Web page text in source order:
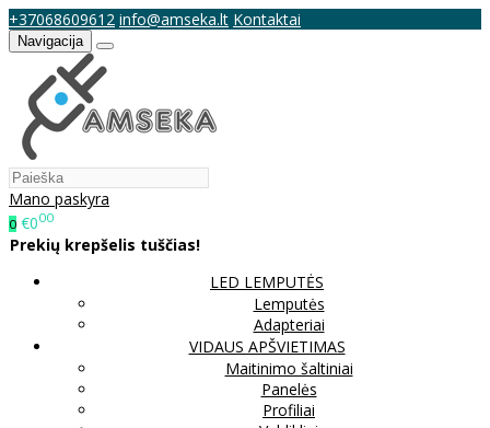
+37068609612 info@amseka.lt Kontaktai
Navigacija
Mano paskyra
0 €000
Prekių krepšelis tuščias!
LED LEMPUTĖS
Lemputės
Adapteriai
VIDAUS APŠVIETIMAS
Maitinimo šaltiniai
Panelės
Profiliai